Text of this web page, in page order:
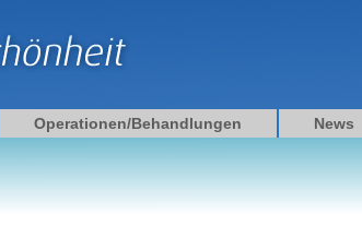
Operationen/Behandlungen News